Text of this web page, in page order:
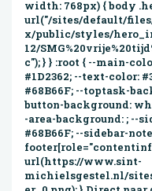
width: 768px) { body
url("/sites/default/
x/public/styles/
12/
c"); } } :root { --main-
#1D2362; --text-color:
#68B66F; --toptask-
button-background:
-area-background: ; --
#68B66F; --sidebar-
url(https://www.sint-
michielsgestel.nl/